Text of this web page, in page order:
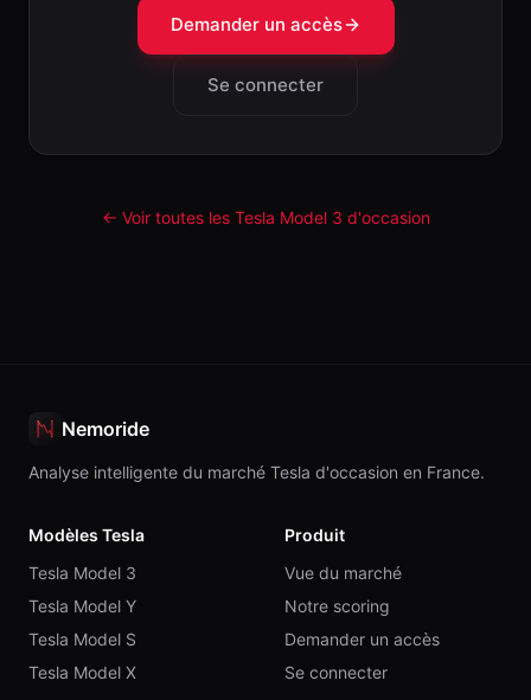
Demander un accès
Se connecter
← Voir toutes les Tesla Model 3 d'occasion
Nemoride
Analyse intelligente du marché Tesla d'occasion en France.
Modèles Tesla
Tesla Model 3
Tesla Model Y
Tesla Model S
Tesla Model X
Produit
Vue du marché
Notre scoring
Demander un accès
Se connecter